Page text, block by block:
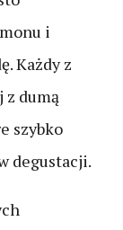
i
Każdy z
z dumą
szybko
degustacji.